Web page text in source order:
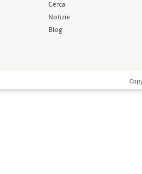
Cerca
Notizie
Blog